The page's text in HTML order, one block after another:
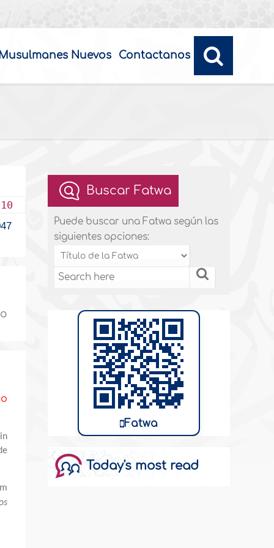
Nuevos Contactanos
Buscar Fatwa
Puede buscar una Fatwa según las
siguientes opciones:
Fatwa
Today's most read